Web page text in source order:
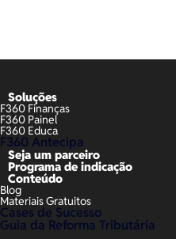
Soluções
F360 Finanças
F360 Painel
F360 Educa
F360 Antecipa
Seja um parceiro
Programa de indicação
Conteúdo
Blog
Materiais Gratuitos
Cases de Sucesso
Guia da Reforma Tributária